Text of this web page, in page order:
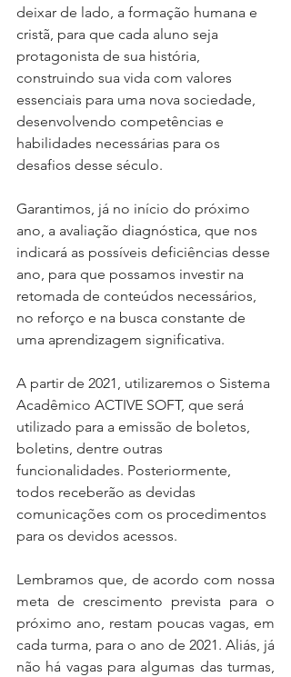
deixar de lado, a formação humana e
cristã, para que cada aluno seja
protagonista de sua história,
construindo sua vida com valores
essenciais para uma nova sociedade,
desenvolvendo competências e
habilidades necessárias para os
desafios desse século.
Garantimos, já no início do próximo
ano, a avaliação diagnóstica, que nos
indicará as possíveis deficiências desse
ano, para que possamos investir na
retomada de conteúdos necessários,
no reforço e na busca constante de
uma aprendizagem significativa.
A partir de 2021, utilizaremos o Sistema
Acadêmico ACTIVE SOFT, que será
utilizado para a emissão de boletos,
boletins, dentre outras
funcionalidades. Posteriormente,
todos receberão as devidas
comunicações com os procedimentos
para os devidos acessos.
Lembramos que, de acordo com nossa
meta de crescimento prevista para o
próximo ano, restam poucas vagas, em
cada turma, para o ano de 2021. Aliás, já
não há vagas para algumas das turmas,